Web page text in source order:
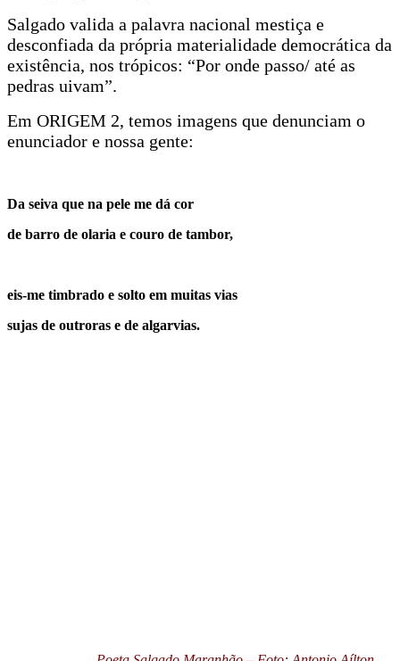
Salgado valida a palavra nacional mestiça e
desconfiada da própria materialidade democrática da
existência, nos trópicos: “Por onde passo/ até as
pedras uivam”.
Em ORIGEM 2, temos imagens que denunciam o
enunciador e nossa gente:
Da seiva que na pele me dá cor
de barro de olaria e couro de tambor,
eis-me timbrado e solto em muitas vias
sujas de outroras e de algarvias.